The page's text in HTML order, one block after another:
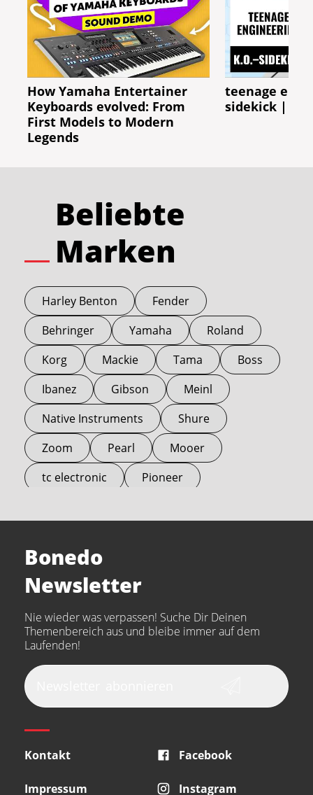
How Yamaha Entertainer
Keyboards evolved: From
First Models to Modern
Legends
teenage
sidekick |
Beliebte
Marken
Harley Benton
Fender
Behringer
Yamaha
Roland
Korg
Mackie Tama
Boss
Ibanez
Gibson
Meinl
Native Instruments
Shure
Zoom
Pearl
Mooer
tc electronic
Pioneer
Arturia
the t.bone
Thomann
Walrus Audio
Epiphone
beyerdynamic
Audio-Technica
Presonus
Bonedo
Newsletter
Nie wieder was verpassen! Suche Dir Deinen
Themenbereich aus und bleibe immer auf dem
Laufenden!
Kontakt
Impressum
Facebook
Instagram